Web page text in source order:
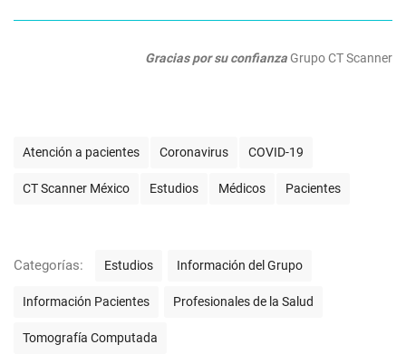
Gracias por su confianza Grupo CT Scanner
a
Atención a pacientes Coronavirus COVID-19
CT Scanner México Estudios Médicos Pacientes
Categorías:
t
g
Estudios Información del Grupo
Información Pacientes Profesionales de la Salud
Tomografía Computada